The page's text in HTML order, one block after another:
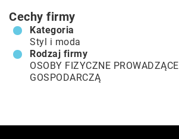
Cechy firmy
Kategoria
Styl i moda
Rodzaj firmy
OSOBY FIZYCZNE
GOSPODARCZĄ